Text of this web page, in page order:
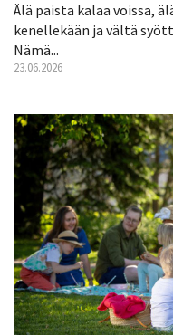
Älä paista kalaa voissa,
kenellekään ja vältä
Nämä...
23.06.2026